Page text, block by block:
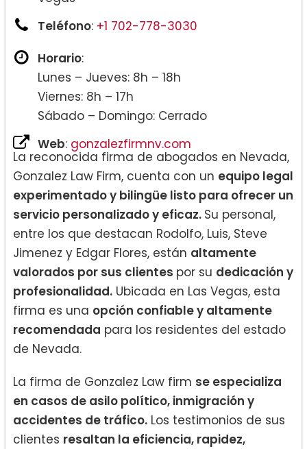
Teléfono: +1 702-778-3030
Horario:
Lunes – Jueves: 8h – 18h
Viernes: 8h – 17h
Sábado – Domingo: Cerrado
Web: gonzalezfirmnv.com
La reconocida firma de abogados en Nevada,
Gonzalez Law Firm, cuenta con un equipo legal
experimentado y bilingüe listo para ofrecer un
servicio personalizado y eficaz. Su personal,
entre los que destacan Rodolfo, Luis, Steve
Jimenez y Edgar Flores, están altamente
valorados por sus clientes por su dedicación y
profesionalidad. Ubicada en Las Vegas, esta
firma es una opción confiable y altamente
recomendada para los residentes del estado
de Nevada.
La firma de Gonzalez Law firm se especializa
en casos de asilo político, inmigración y
accidentes de tráfico. Los testimonios de sus
clientes resaltan la eficiencia, rapidez,